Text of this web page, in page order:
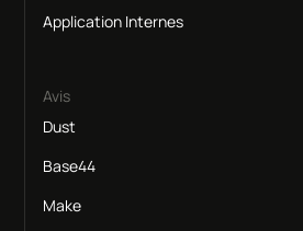
Application Internes
Avis
Dust
Base44
Make